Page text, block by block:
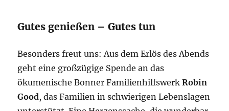
Gutes genießen – Gutes tun
Besonders freut uns: Aus dem Erlös des Abends
geht eine großzügige Spende an das
ökumenische Bonner FamilienhilfswerkRobin
Good, das Familien in schwierigen Lebenslagen